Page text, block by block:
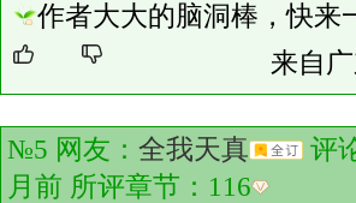
作者大大的脑洞棒，快来
来自
№5 网友： 全我天真 评
月前 所评章节： 116